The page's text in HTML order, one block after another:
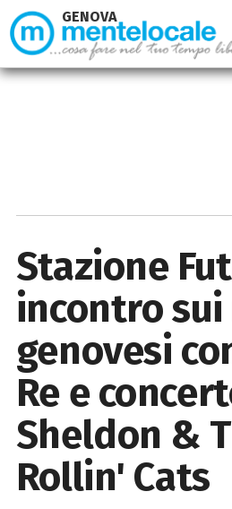
Stazione
incontro sui
genovesi
Re e
Sheldon &
Rollin' Cats
GENOVA